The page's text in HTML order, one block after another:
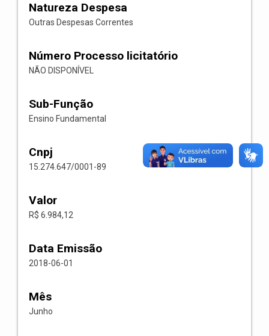
Natureza Despesa
Outras Despesas Correntes
Número Processo licitatório
NÃO DISPONÍVEL
Sub-Função
Ensino Fundamental
Cnpj
15.274.647/0001-89
Valor
R$ 6.984,12
Data Emissão
2018-06-01
Mês
Junho